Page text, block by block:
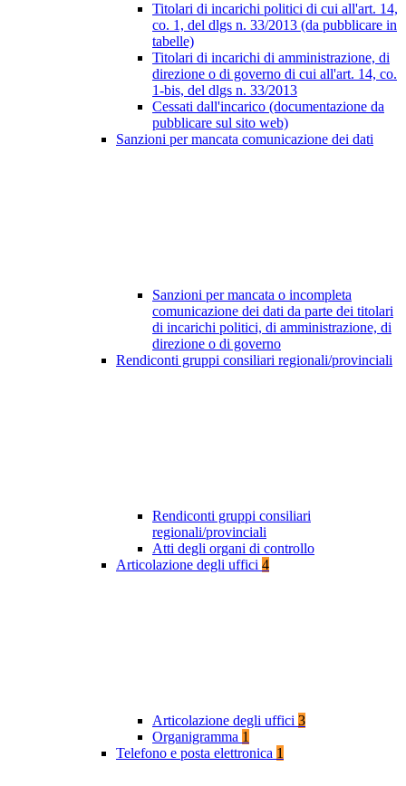
Titolari di incarichi politici di cui all'art. 14,
co. 1, del dlgs n. 33/2013 (da pubblicare in
tabelle)
Titolari di incarichi di amministrazione, di
direzione o di governo di cui all'art. 14, co.
1-bis, del dlgs n. 33/2013
Cessati dall'incarico (documentazione da
pubblicare sul sito web)
Sanzioni per mancata comunicazione dei dati
Sanzioni per mancata o incompleta
comunicazione dei dati da parte dei titolari
di incarichi politici, di amministrazione, di
direzione o di governo
Rendiconti gruppi consiliari regionali/provinciali
Rendiconti gruppi consiliari
regionali/provinciali
Atti degli organi di controllo
Articolazione degli uffici 4
Articolazione degli uffici 3
Organigramma 1
Telefono e posta elettronica 1